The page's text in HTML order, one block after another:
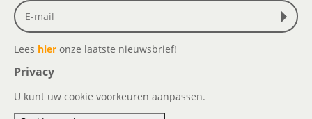
Lees hier onze laatste nieuwsbrief!
Privacy
U kunt uw cookie voorkeuren aanpassen.